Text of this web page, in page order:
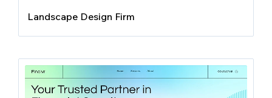
Landscape Design Firm